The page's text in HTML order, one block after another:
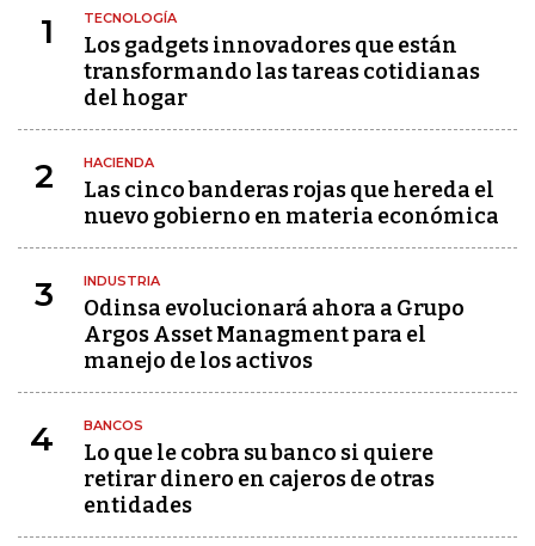
1 TECNOLOGÍA
Los gadgets innovadores que están
transformando las tareas cotidianas
del hogar
2 HACIENDA
Las cinco banderas rojas que hereda el
nuevo gobierno en materia económica
3 INDUSTRIA
Odinsa evolucionará ahora a Grupo
Argos Asset Managment para el
manejo de los activos
4 BANCOS
Lo que le cobra su banco si quiere
retirar dinero en cajeros de otras
entidades